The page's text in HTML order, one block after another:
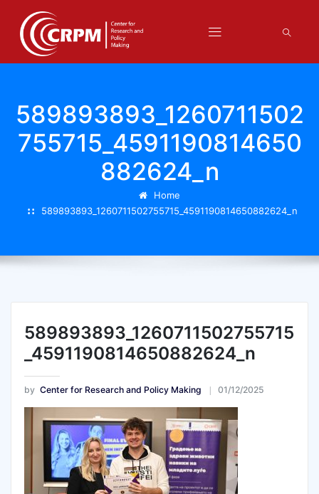
589893893_1260711502
755715_4591190814650
882624_n
Home
589893893_1260711502755715_4591190814650882624_n
589893893_1260711502755715
_4591190814650882624_n
by Center for Research and Policy Making 01/12/2025